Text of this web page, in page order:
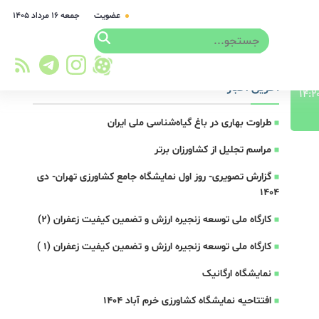
عضویت جمعه ۱۶ مرداد ۱۴۰۵
آخرین اخبار
طراوت بهاری در باغ گیاه‌شناسی ملی ایران
مراسم تجلیل از کشاورزان برتر
گزارش تصویری- روز اول نمایشگاه جامع کشاورزی تهران- دی
1404
کارگاه ملی توسعه زنجیره ارزش و تضمین کیفیت زعفران (2)
کارگاه ملی توسعه زنجیره ارزش و تضمین کیفیت زعفران (1 )
نمایشگاه ارگانیک
افتتاحیه نمایشگاه کشاورزی خرم آباد 1404